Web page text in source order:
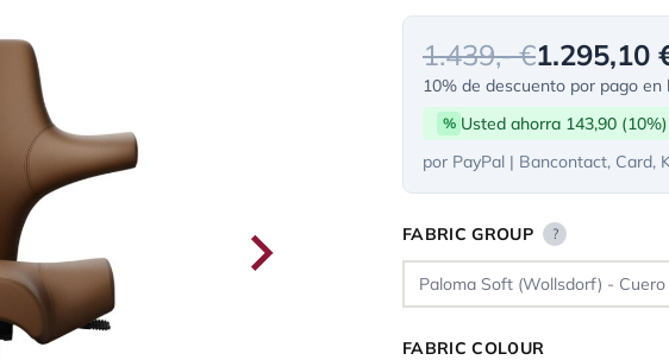
1.439,- €1.295,10
10% de descuento por pago en
% Usted ahorra 143,90 (10%)
por PayPal | Bancontact, Card,
FABRIC GROUP ?
FABRIC COLOUR